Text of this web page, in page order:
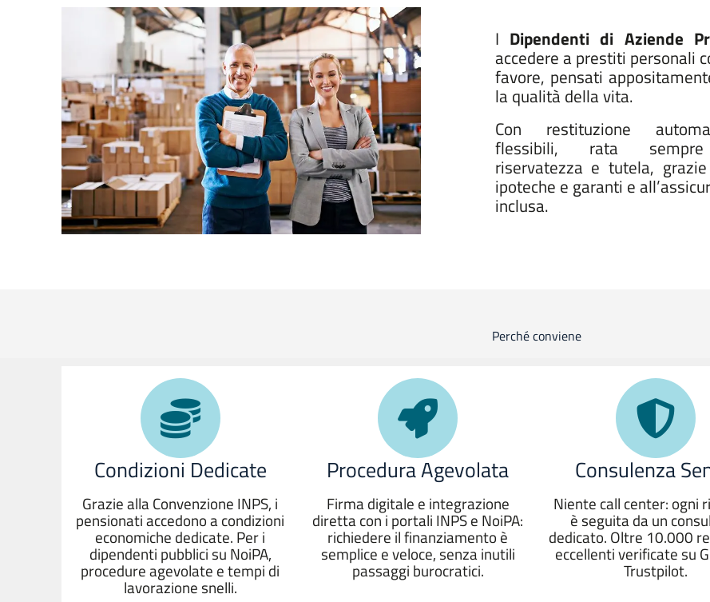
I Dipendenti di Aziende
accedere a prestiti personali
favore, pensati
la qualità della vita.
Con restituzione
flessibili, rata sempre
riservatezza e tutela, grazie
ipoteche e garanti e
inclusa.
Perché conviene
Condizioni Dedicate
Grazie alla Convenzione INPS, i
pensionati accedono a condizioni
economiche dedicate. Per i
dipendenti pubblici su NoiPA,
procedure agevolate e tempi di
lavorazione snelli.
Procedura Agevolata
Firma digitale e integrazione
diretta con i portali INPS e NoiPA:
richiedere il finanziamento è
semplice e veloce, senza inutili
passaggi burocratici.
Consulenza
Niente call center: ogni
è seguita da un
dedicato. Oltre 10.000
eccellenti verificate su
Trustpilot.